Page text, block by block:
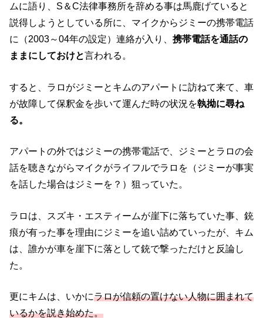
ムに語り、S＆C法律事務所を辞める事は馬鹿げていると
説得しようとしている所に、マイクからジミーの携帯電話
に（2003～04年の設定）連絡が入り、 携帯電話を通話の
ままにしておけと言われる。
すると、ラロがジミーとキムのアパートに訪ねて来て、車
が故障して保釈金を歩いて運んだ時の状況を執拗に尋ね
る。
アパートの外ではジミーの携帯電話で、ジミーとラロの会
話を聴きながらマイクがライフルでラロを（ジミーが事実
を話した場合はジミーを？）狙っていた。
ラロは、スズキ・エスティームが崖下に落ちていた事、銃
痕が有った事を理由にジミーを追い詰めていったが、キム
は、誰かが車を崖下に落として銃で撃っただけと反論し
た。
更にキムは、いかにラロが信頼の置けない人物に囲まれて
いるかを説き始めた。